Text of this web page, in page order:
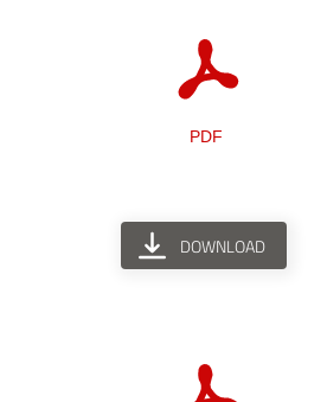
DOWNLOAD